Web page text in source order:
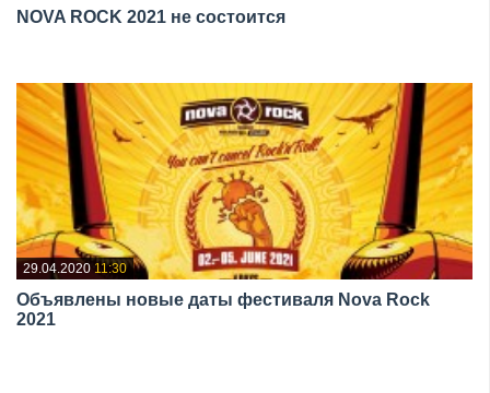
NOVA ROCK 2021 не состоится
29.04.2020 11:30
Объявлены новые даты фестиваля Nova Rock
2021